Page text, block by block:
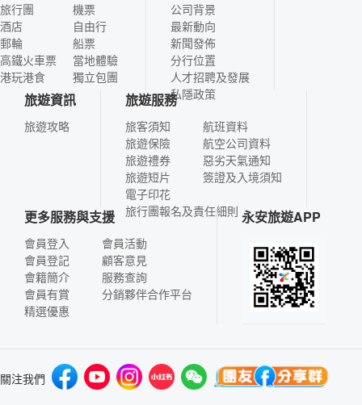
旅行團
酒店
郵輪
高鐵火車票
港玩港食
機票
自由行
船票
當地體驗
獨立包團
公司背景
最新動向
新聞發佈
分行位置
人才招聘及發展
私隱政策
旅遊資訊
旅遊攻略
旅遊服務
旅客須知
旅遊保險
旅遊禮券
旅遊短片
電子印花
航班資料
航空公司資料
惡劣天氣通知
簽證及入境須知
旅行團報名及責任細則
更多服務與支援
會員登入
會員登記
會籍簡介
會員有賞
精選優惠
會員活動
顧客意見
服務查詢
分銷夥伴合作平台
永安旅遊APP
關注我們